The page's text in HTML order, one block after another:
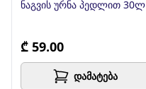
ნაგვის ურნა პედლით 30ლ
₾ 59.00
დამატება